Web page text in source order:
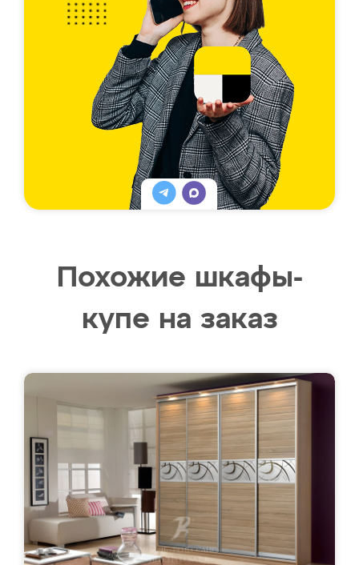
Похожие шкафы-
купе на заказ